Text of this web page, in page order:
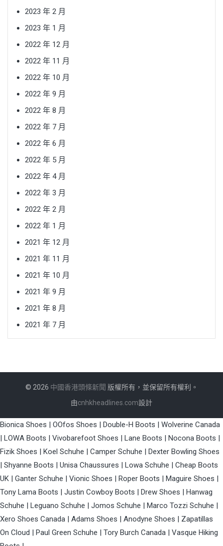
2023 年 2 月
2023 年 1 月
2022 年 12 月
2022 年 11 月
2022 年 10 月
2022 年 9 月
2022 年 8 月
2022 年 7 月
2022 年 6 月
2022 年 5 月
2022 年 4 月
2022 年 3 月
2022 年 2 月
2022 年 1 月
2021 年 12 月
2021 年 11 月
2021 年 10 月
2021 年 9 月
2021 年 8 月
2021 年 7 月
© 2026 中國香港頭條新聞 版權所有，並保留所有權利。
由cnhkheadlines.com設計
Bionica Shoes OOfos Shoes Double-H Boots
Wolverine Canada
LOWA Boots Vivobarefoot Shoes Lane Boots Nocona Boots
Fizik Shoes
Koel Schuhe Camper Schuhe
Dexter Bowling Shoes
Shyanne Boots Unisa Chaussures Lowa Schuhe
Cheap Boots
UK
Ganter Schuhe Vionic Shoes Roper Boots Maguire Shoes
Tony Lama Boots
Justin Cowboy Boots Drew Shoes
Hanwag
Schuhe
Leguano Schuhe Jomos Schuhe Marco Tozzi Schuhe
Xero Shoes Canada
Adams Shoes Anodyne Shoes
Zapatillas
On Cloud
Paul Green Schuhe Tory Burch Canada
Vasque Hiking